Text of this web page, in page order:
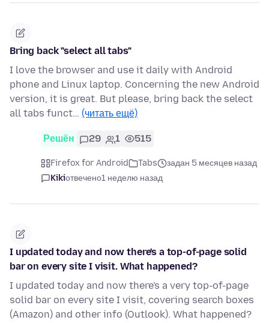
Bring back "select all tabs"
I love the browser and use it daily with Android
phone and Linux laptop. Concerning the new Android
version, it is great. But please, bring back the select
all tabs funct… (читать ещё)
Решён 29 1 515
Firefox for Android Tabs
задан 5 месяцев назад
Kikiотвечено1 неделю назад
I updated today and now there's a top-of-page solid
bar on every site I visit. What happened?
I updated today and now there's a very top-of-page
solid bar on every site I visit, covering search boxes
(Amazon) and other info (Outlook). What happened?